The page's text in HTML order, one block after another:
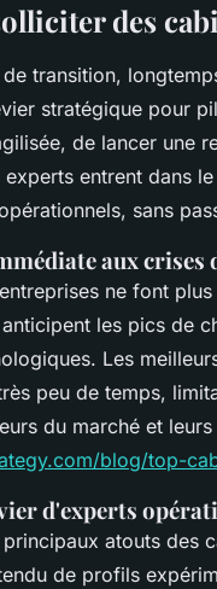
des
de transition,
stratégique pour
de lancer une
entrent dans
sans
aux crises
ne font
anticipent les pics de
Les
peu de temps,
du marché et
blog/top-
d'experts
principaux atouts des
de profils